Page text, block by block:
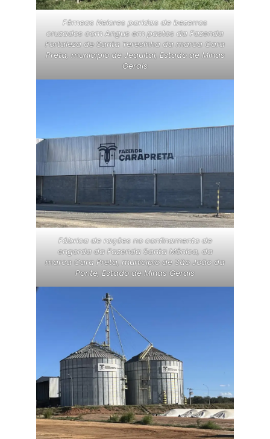
Fêmeas Nelores paridas de bezerros
cruzados com Angus em pastos da Fazenda
Fortaleza de Santa Teresinha da marca Cara
Preta, municipio de Jequitai, Estado de Minas
Gerais
Fábrica de rações no confinamento de
engorda da Fazenda Santa Mônica, da
marca Cara Preta, municipio de São João da
Ponte, Estado de Minas Gerais